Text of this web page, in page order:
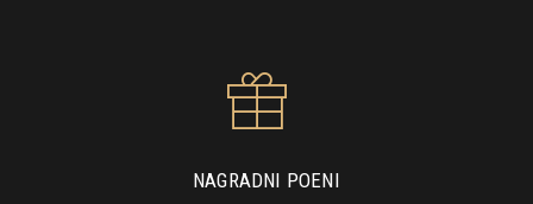
NAGRADNI POENI